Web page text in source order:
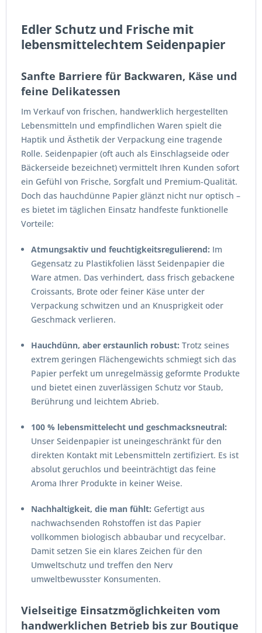
Edler Schutz und Frische mit
lebensmittelechtem Seidenpapier
Sanfte Barriere für Backwaren, Käse und
feine Delikatessen
Im Verkauf von frischen, handwerklich hergestellten
Lebensmitteln und empfindlichen Waren spielt die
Haptik und Ästhetik der Verpackung eine tragende
Rolle. Seidenpapier (oft auch als Einschlagseide oder
Bäckerseide bezeichnet) vermittelt Ihren Kunden sofort
ein Gefühl von Frische, Sorgfalt und Premium-Qualität.
Doch das hauchdünne Papier glänzt nicht nur optisch –
es bietet im täglichen Einsatz handfeste funktionelle
Vorteile:
Atmungsaktiv und feuchtigkeitsregulierend: Im
Gegensatz zu Plastikfolien lässt Seidenpapier die
Ware atmen. Das verhindert, dass frisch gebackene
Croissants, Brote oder feiner Käse unter der
Verpackung schwitzen und an Knusprigkeit oder
Geschmack verlieren.
Hauchdünn, aber erstaunlich robust: Trotz seines
extrem geringen Flächengewichts schmiegt sich das
Papier perfekt um unregelmässig geformte Produkte
und bietet einen zuverlässigen Schutz vor Staub,
Berührung und leichtem Abrieb.
100 % lebensmittelecht und geschmacksneutral:
Unser Seidenpapier ist uneingeschränkt für den
direkten Kontakt mit Lebensmitteln zertifiziert. Es ist
absolut geruchlos und beeinträchtigt das feine
Aroma Ihrer Produkte in keiner Weise.
Nachhaltigkeit, die man fühlt: Gefertigt aus
nachwachsenden Rohstoffen ist das Papier
vollkommen biologisch abbaubar und recycelbar.
Damit setzen Sie ein klares Zeichen für den
Umweltschutz und treffen den Nerv
umweltbewusster Konsumenten.
Vielseitige Einsatzmöglichkeiten vom
handwerklichen Betrieb bis zur Boutique